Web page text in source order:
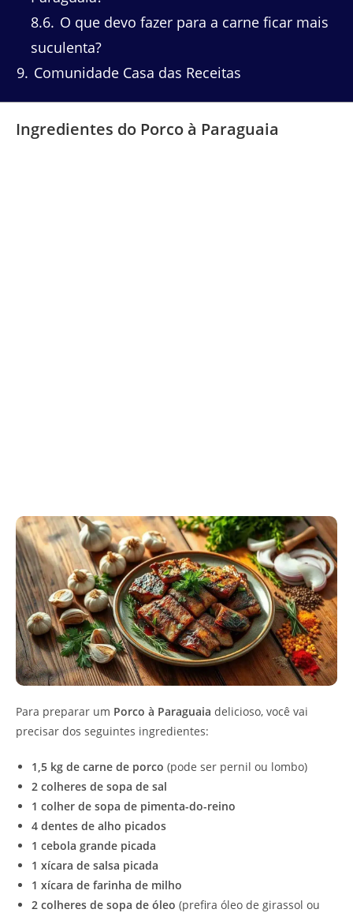
8.6 O que devo fazer para a carne ficar mais
suculenta?
9 Comunidade Casa das Receitas
Ingredientes do Porco à Paraguaia
Para preparar um Porco à Paraguaia delicioso, você vai
precisar dos seguintes ingredientes:
1,5 kg de carne de porco (pode ser pernil ou lombo)
2 colheres de sopa de sal
1 colher de sopa de pimenta-do-reino
4 dentes de alho picados
1 cebola grande picada
1 xícara de salsa picada
1 xícara de farinha de milho
2 colheres de sopa de óleo (prefira óleo de girassol ou